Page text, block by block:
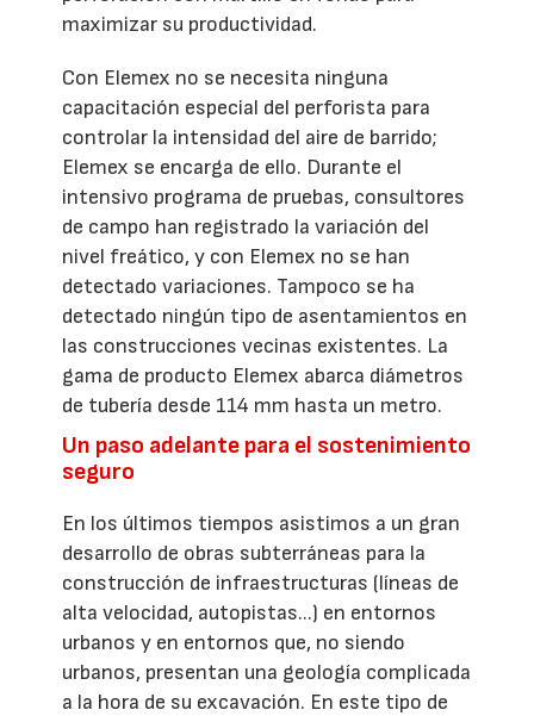
maximizar su productividad.
Con Elemex no se necesita ninguna
capacitación especial del perforista para
controlar la intensidad del aire de barrido;
Elemex se encarga de ello. Durante el
intensivo programa de pruebas, consultores
de campo han registrado la variación del
nivel freático, y con Elemex no se han
detectado variaciones. Tampoco se ha
detectado ningún tipo de asentamientos en
las construcciones vecinas existentes. La
gama de producto Elemex abarca diámetros
de tubería desde 114 mm hasta un metro.
Un paso adelante para el sostenimiento
seguro
En los últimos tiempos asistimos a un gran
desarrollo de obras subterráneas para la
construcción de infraestructuras (líneas de
alta velocidad, autopistas...) en entornos
urbanos y en entornos que, no siendo
urbanos, presentan una geología complicada
a la hora de su excavación. En este tipo de